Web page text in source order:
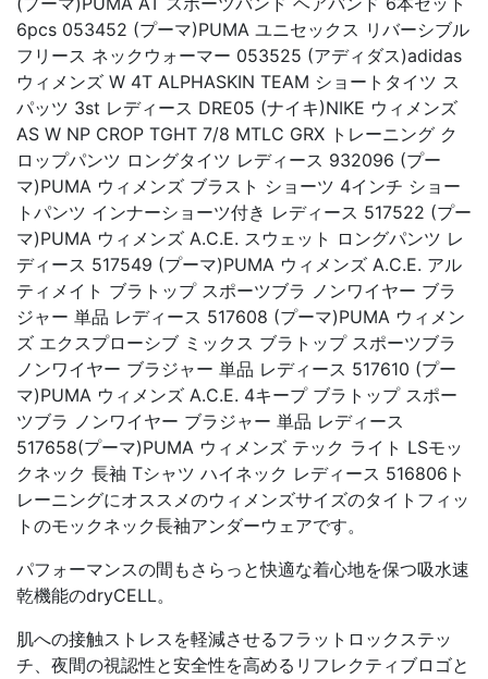
6pcs 053452 (プーマ)PUMA ユニセックス リバーシブル
フリース ネックウォーマー 053525 (アディダス)adidas
ウィメンズ W 4T ALPHASKIN TEAM ショートタイツ ス
パッツ 3st レディース DRE05 (ナイキ)NIKE ウィメンズ
AS W NP CROP TGHT 7/8 MTLC GRX トレーニング ク
ロップパンツ ロングタイツ レディース 932096 (プー
マ)PUMA ウィメンズ ブラスト ショーツ 4インチ ショー
トパンツ インナーショーツ付き レディース 517522 (プー
マ)PUMA ウィメンズ A.C.E. スウェット ロングパンツ レ
ディース 517549 (プーマ)PUMA ウィメンズ A.C.E. アル
ティメイト ブラトップ スポーツブラ ノンワイヤー ブラ
ジャー 単品 レディース 517608 (プーマ)PUMA ウィメン
ズ エクスプローシブ ミックス ブラトップ スポーツブラ
ノンワイヤー ブラジャー 単品 レディース 517610 (プー
マ)PUMA ウィメンズ A.C.E. 4キープ ブラトップ スポー
ツブラ ノンワイヤー ブラジャー 単品 レディース
517658(プーマ)PUMA ウィメンズ テック ライト LSモッ
クネック 長袖 Tシャツ ハイネック レディース 516806ト
レーニングにオススメのウィメンズサイズのタイトフィッ
トのモックネック長袖アンダーウェアです。
パフォーマンスの間もさらっと快適な着心地を保つ吸水速
乾機能のdryCELL。
肌への接触ストレスを軽減させるフラットロックステッ
チ、夜間の視認性と安全性を高めるリフレクティブロゴと